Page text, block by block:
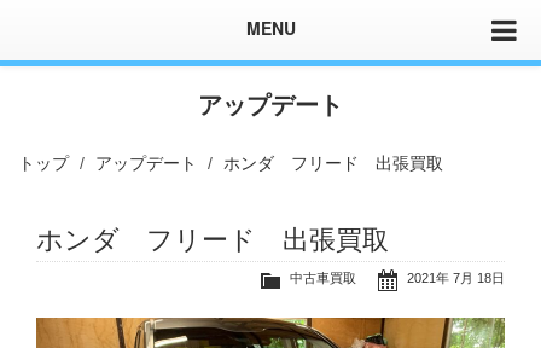
MENU
アップデート
トップ アップデート ホンダ フリード 出張買取
ホンダ フリード 出張買取
2021年 7月 18日
中古車買取